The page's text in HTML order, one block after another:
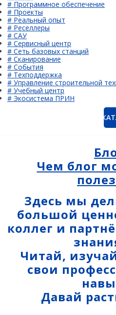
# Программное обеспечение
# Проекты
# Реальный опыт
# Реселлеры
# САУ
# Сервисный центр
# Сеть базовых станций
# Сканирование
# События
# Техподдержка
# Управление строительной
# Учебный центр
# Экосистема ПРИН
CHCNAV
Trimble
Spectra Precision
Оптика
Тахеометры
Нивелиры
Чем блог
Здесь мы
большой
коллег и
Читай,
свои
Давай